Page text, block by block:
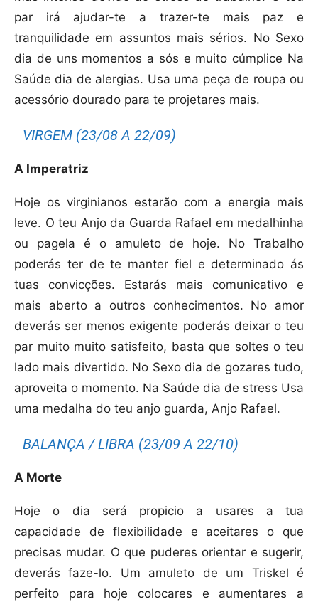
par irá ajudar-te a trazer-te mais paz e
tranquilidade em assuntos mais sérios. No Sexo
dia de uns momentos a sós e muito cúmplice Na
Saúde dia de alergias. Usa uma peça de roupa ou
acessório dourado para te projetares mais.
VIRGEM (23/08 A 22/09)
A Imperatriz
Hoje os virginianos estarão com a energia mais
leve. O teu Anjo da Guarda Rafael em medalhinha
ou pagela é o amuleto de hoje. No Trabalho
poderás ter de te manter fiel e determinado ás
tuas convicções. Estarás mais comunicativo e
mais aberto a outros conhecimentos. No amor
deverás ser menos exigente poderás deixar o teu
par muito muito satisfeito, basta que soltes o teu
lado mais divertido. No Sexo dia de gozares tudo,
aproveita o momento. Na Saúde dia de stress Usa
uma medalha do teu anjo guarda, Anjo Rafael.
BALANÇA / LIBRA (23/09 A 22/10)
A Morte
Hoje o dia será propicio a usares a tua
capacidade de flexibilidade e aceitares o que
precisas mudar. O que puderes orientar e sugerir,
deverás faze-lo. Um amuleto de um Triskel é
perfeito para hoje colocares e aumentares a